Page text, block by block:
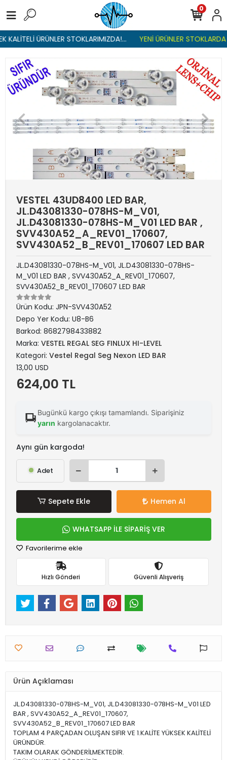
ÜRÜNLER STOKLARIMIZDA!... YENİ ÜRÜNLER
0
VESTEL 43UD8400 LED BAR,
JL.D43081330-078HS-M_V01,
JL.D43081330-078HS-M_V01 LED BAR ,
SVV430A52_A_REV01_170607,
SVV430A52_B_REV01_170607 LED BAR
JL.D43081330-078HS-M_V01, JL.D43081330-078HS-
M_V01 LED BAR , SVV430A52_A_REV01_170607,
SVV430A52_B_REV01_170607 LED BAR
Ürün Kodu: JPN-SVV430A52
Depo Yer Kodu: U8-B6
Barkod: 8682798433882
Marka: VESTEL REGAL SEG FINLUX HI-LEVEL
Kategori: Vestel Regal Seg Nexon LED BAR
13,00 USD
624,00 TL
Bugünkü kargo çıkışı tamamlandı. Siparişiniz
yarın kargolanacaktır.
Aynı gün kargoda!
Adet
Sepete Ekle Hemen Al
WHATSAPP İLE SİPARİŞ VER
Favorilerime ekle
Hızlı Gönderi Güvenli Alışveriş
Ürün Açıklaması
JL.D43081330-078HS-M_V01, JL.D43081330-078HS-M_V01 LED
BAR , SVV430A52_A_REV01_170607,
SVV430A52_B_REV01_170607 LED BAR
TOPLAM 4 PARÇADAN OLUŞAN SIFIR VE 1.KALİTE YÜKSEK KALİTELİ
ÜRÜNDÜR.
TAKIM OLARAK GÖNDERİLMEKTEDİR.